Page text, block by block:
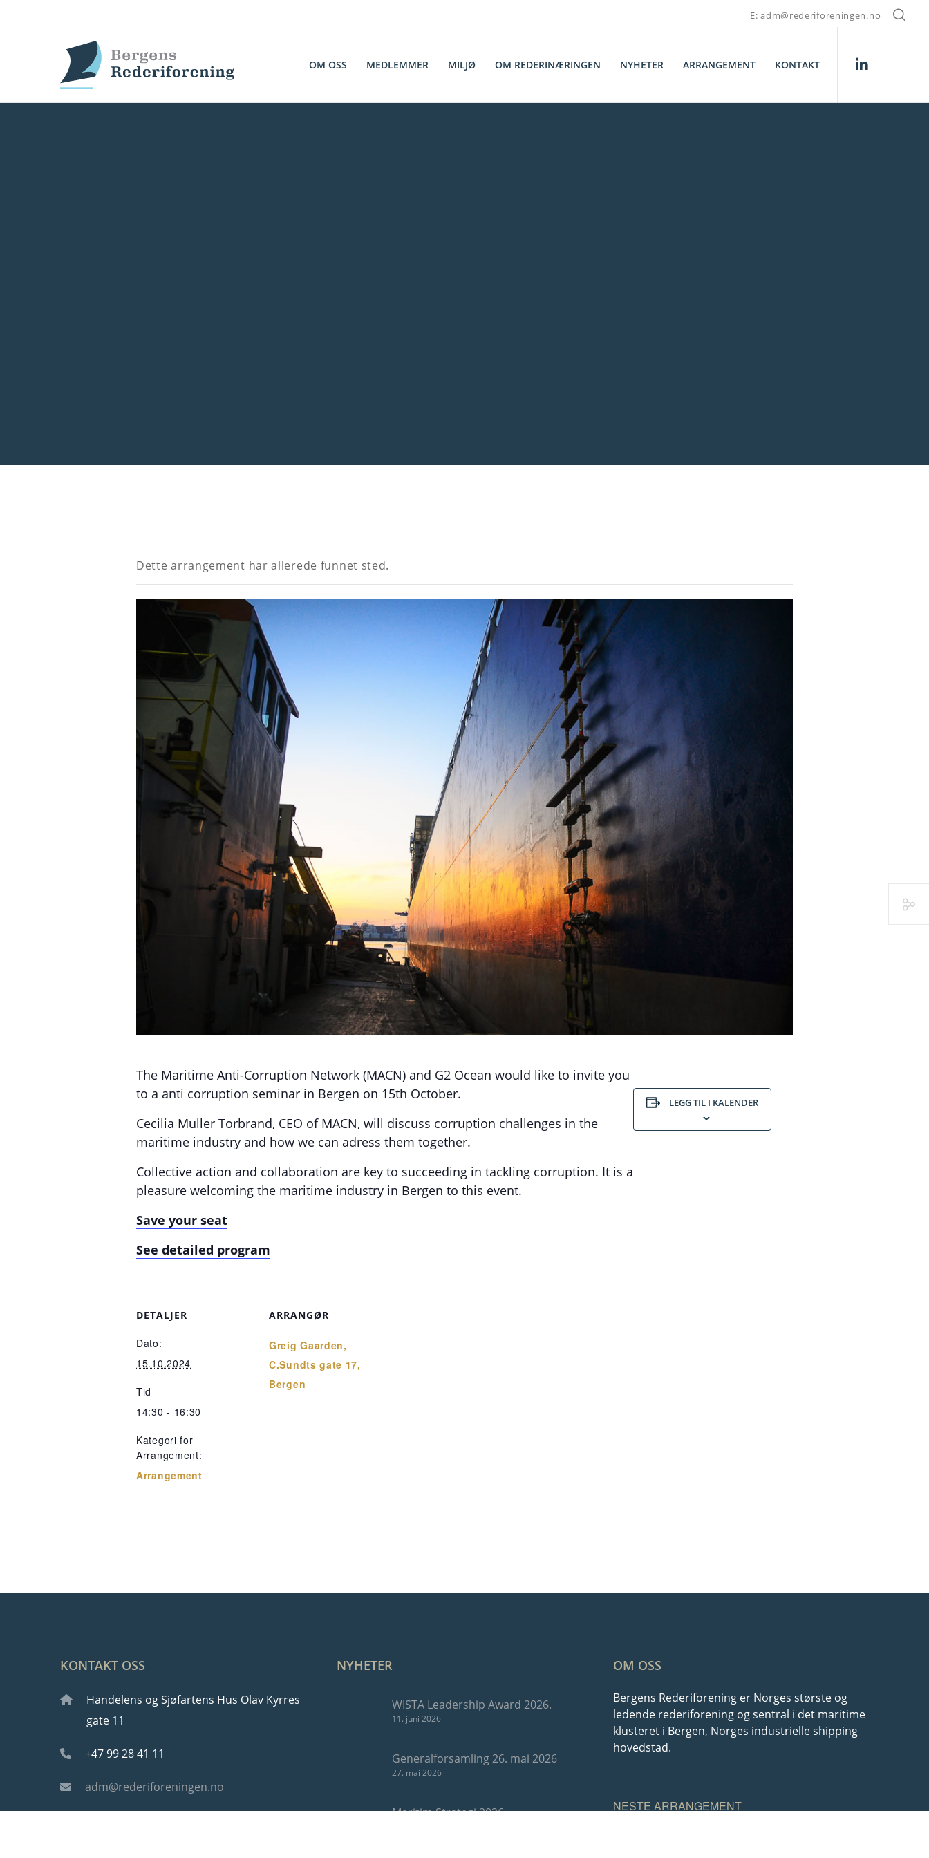
E: adm@rederiforeningen.no
OM OSS MEDLEMMER MILJØ OM REDERINÆRINGEN NYHETER ARRANGEMENT KONTAKT
Dette arrangement har allerede funnet sted.
The Maritime Anti-Corruption Network (MACN) and G2 Ocean would like to invite you
to a anti corruption seminar in Bergen on 15th October.
Cecilia Muller Torbrand, CEO of MACN, will discuss corruption challenges in the
maritime industry and how we can adress them together.
Collective action and collaboration are key to succeeding in tackling corruption. It is a
pleasure welcoming the maritime industry in Bergen to this event.
Save your seat
See detailed program
LEGG TIL I KALENDER
DETALJER
Dato:
15.10.2024
Tid
14:30 - 16:30
Kategori for
Arrangement:
Arrangement
ARRANGØR
Greig Gaarden,
C.Sundts gate 17,
Bergen
KONTAKT OSS
Handelens og Sjøfartens Hus Olav Kyrres
gate 11
+47 99 28 41 11
adm@rederiforeningen.no
NYHETER
WISTA Leadership Award 2026.
11. juni 2026
Generalforsamling 26. mai 2026
27. mai 2026
Maritim Strategi 2026
OM OSS
Bergens Rederiforening er Norges største og
ledende rederiforening og sentral i det maritime
klusteret i Bergen, Norges industrielle shipping
hovedstad.
NESTE ARRANGEMENT